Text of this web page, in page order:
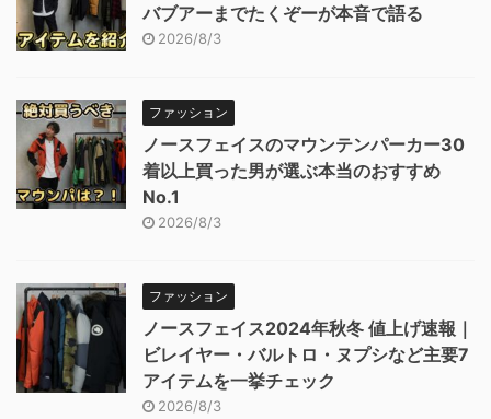
バブアーまでたくぞーが本音で語る
2026/8/3
ファッション
ノースフェイスのマウンテンパーカー30
着以上買った男が選ぶ本当のおすすめ
No.1
2026/8/3
ファッション
ノースフェイス2024年秋冬 値上げ速報｜
ビレイヤー・バルトロ・ヌプシなど主要7
アイテムを一挙チェック
2026/8/3